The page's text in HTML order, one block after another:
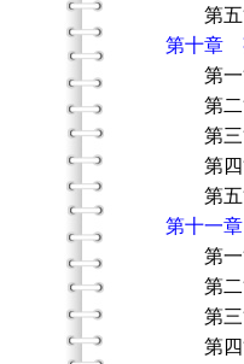
第五節
第十章
第一節
第二節
第三節
第四節
第五節
第十一
第一節
第二節
第三節
第四節